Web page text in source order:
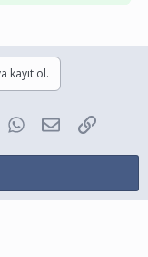
kayıt ol.
WhatsApp
E-postaLink